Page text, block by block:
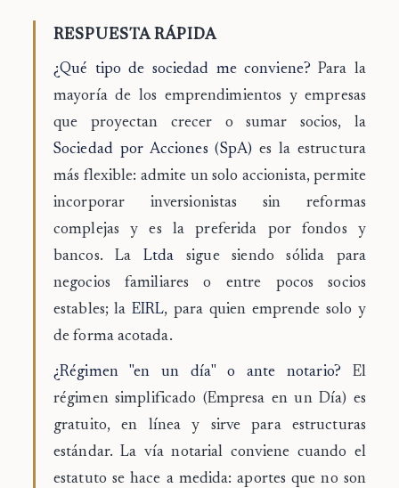
RESPUESTA RÁPIDA
¿Qué tipo de sociedad me conviene? Para la
mayoría de los emprendimientos y empresas
que proyectan crecer o sumar socios, la
Sociedad por Acciones (SpA) es la estructura
más flexible: admite un solo accionista, permite
incorporar inversionistas sin reformas
complejas y es la preferida por fondos y
bancos. LaLtda sigue siendo sólida para
negocios familiares o entre pocos socios
estables; laEIRL, para quien emprende solo y
de forma acotada.
¿Régimen "en un día" o ante notario? El
régimen simplificado (Empresa en un Día) es
gratuito, en línea y sirve para estructuras
estándar. La vía notarial conviene cuando el
estatuto se hace a medida: aportes que no son